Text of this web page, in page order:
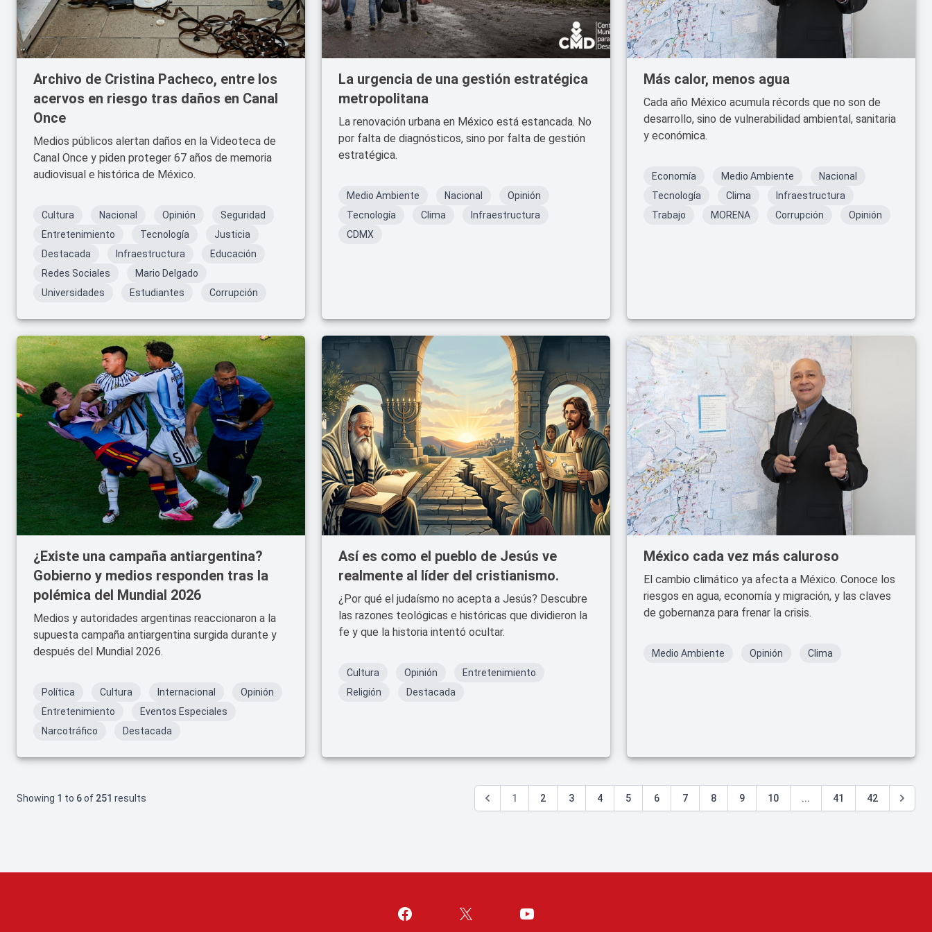
Archivo de Cristina Pacheco, entre los
acervos en riesgo tras daños en Canal
Once
Medios públicos alertan daños en la Videoteca de
Canal Once y piden proteger 67 años de memoria
audiovisual e histórica de México.
Cultura Nacional Opinión
Seguridad
Entretenimiento
Tecnología
Justicia
Destacada
Infraestructura
Educación
Redes Sociales
Mario Delgado
Universidades
Estudiantes Corrupción
La urgencia de una gestión estratégica
metropolitana
La renovación urbana en México está estancada. No
por falta de diagnósticos, sino por falta de gestión
estratégica.
Medio Ambiente Nacional
Opinión
Tecnología
Clima
Infraestructura
CDMX
Más calor, menos agua
Cada año México acumula récords que no son de
desarrollo, sino de vulnerabilidad ambiental, sanitaria
y económica.
Economía Medio Ambiente
Nacional
Tecnología
Clima
Infraestructura
Trabajo
MORENA Corrupción Opinión
¿Existe una campaña antiargentina?
Gobierno y medios responden tras la
polémica del Mundial 2026
Medios y autoridades argentinas reaccionaron a la
supuesta campaña antiargentina surgida durante y
después del Mundial 2026.
Política Cultura Internacional
Opinión
Entretenimiento
Eventos Especiales
Narcotráfico
Destacada
Así es como el pueblo de Jesús ve
realmente al líder del cristianismo.
¿Por qué el judaísmo no acepta a Jesús? Descubre
las razones teológicas e históricas que dividieron la
fe y que la historia intentó ocultar.
Cultura Opinión
Entretenimiento
Religión
Destacada
México cada vez más caluroso
El cambio climático ya afecta a México. Conoce los
riesgos en agua, economía y migración, y las claves
de gobernanza para frenar la crisis.
Medio Ambiente Opinión Clima
Showing 1 to 6of 251 results 1 2 3 4 5 6 7 8 9 10 ... 41 42